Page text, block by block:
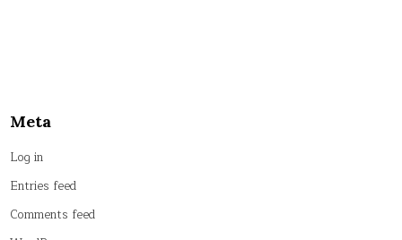
Meta
Log in
Entries feed
Comments feed